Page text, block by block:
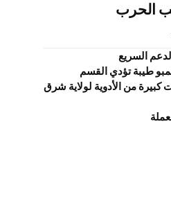
الحرب
السريع
طيبة تؤدي القسم
من الأدوية لولاية شرق